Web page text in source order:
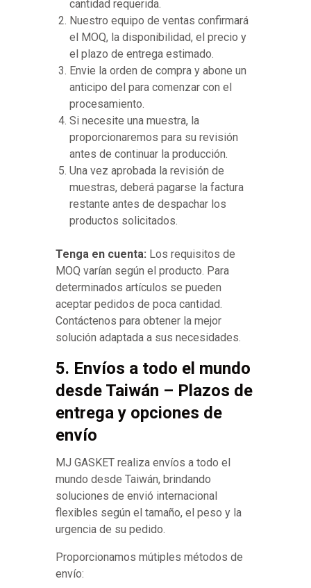
cantidad requerida.
Nuestro equipo de ventas confirmará
el MOQ, la disponibilidad, el precio y
el plazo de entrega estimado.
Envie la orden de compra y abone un
anticipo del para comenzar con el
procesamiento.
Si necesite una muestra, la
proporcionaremos para su revisión
antes de continuar la producción.
Una vez aprobada la revisión de
muestras, deberá pagarse la factura
restante antes de despachar los
productos solicitados.
Tenga en cuenta: Los requisitos de
MOQ varían según el producto. Para
determinados artículos se pueden
aceptar pedidos de poca cantidad.
Contáctenos para obtener la mejor
solución adaptada a sus necesidades.
5. Envíos a todo el mundo
desde Taiwán – Plazos de
entrega y opciones de
envío
MJ GASKET realiza envíos a todo el
mundo desde Taiwán, brindando
soluciones de envió internacional
flexibles según el tamaño, el peso y la
urgencia de su pedido.
Proporcionamos mútiples métodos de
envío: